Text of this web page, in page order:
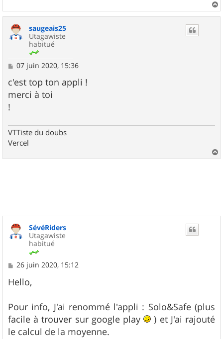
a
saugeais25
Utagawiste
habitué
M
s
s
a
07 juin 2020, 15:36
c'est top ton appli !
merci à toi
!
VTTiste du doubs
Vercel
a
SévéRiders
Utagawiste
habitué
M
s
s
g
e
26 juin 2020, 15:12
Hello,
Pour info, J'ai renommé l'appli : Solo&Safe (plus
facile à trouver sur google play
) et J'ai rajouté
le calcul de la moyenne.